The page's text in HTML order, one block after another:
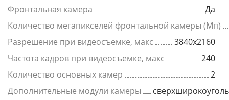
Фронтальная камера
Да
Количество мегапикселей фронтальной камеры (Мп)
Разрешение при видеосъемке, макс
3840x2160
Частота кадров при видеосъемке, макс
240
Количество основных камер
2
Дополнительные модули камеры